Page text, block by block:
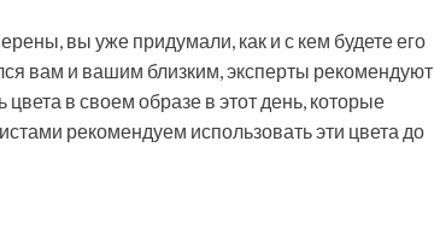
вы уже придумали, как и с кем будете его
вам и вашим близким, эксперты рекомендуют
цвета в своем образе в этот день, которые
рекомендуем использовать эти цвета до